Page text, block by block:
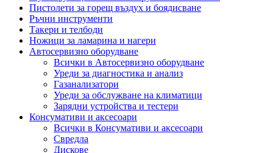
Пистолети за горещ въздух и боядисване
Ръчни инструменти
Такери и телбоди
Ножици за ламарина и нагери
Автосервизно оборудване
Всички в Автосервизно оборудване
Уреди за диагностика и анализ
Газанализатори
Уреди за обслужване на климатици
Зарядни устройства и тестери
Консумативи и аксесоари
Всички в Консумативи и аксесоари
Свредла
Дискове